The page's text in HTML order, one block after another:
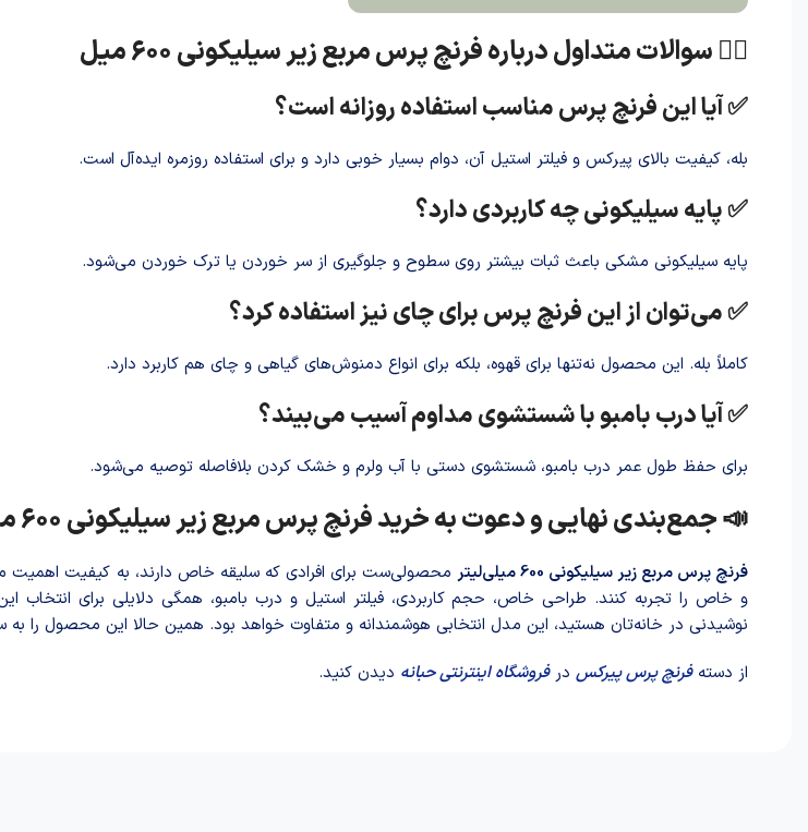
🙋‍♀️ سوالات متداول درباره فرنچ پرس مربع زیر سیلیکونی 600 میل
✅ آیا این فرنچ پرس مناسب استفاده روزانه است؟
بله، کیفیت بالای پیرکس و فیلتر استیل آن، دوام بسیار خوبی دارد و برای استفاده روزمره ایده‌آل است.
✅ پایه سیلیکونی چه کاربردی دارد؟
پایه سیلیکونی مشکی باعث ثبات بیشتر روی سطوح و جلوگیری از سر خوردن یا ترک خوردن می‌شود.
✅ می‌توان از این فرنچ پرس برای چای نیز استفاده کرد؟
کاملاً بله. این محصول نه‌تنها برای قهوه، بلکه برای انواع دمنوش‌های گیاهی و چای هم کاربرد دارد.
✅ آیا درب بامبو با شستشوی مداوم آسیب می‌بیند؟
برای حفظ طول عمر درب بامبو، شستشوی دستی با آب ولرم و خشک کردن بلافاصله توصیه می‌شود.
📣 جمع‌بندی نهایی و دعوت به خرید فرنچ پرس مربع زیر سیلیکونی 600 میل
فرنچ پرس مربع زیر سیلیکونی 600 میلی‌لیتر
محصولی‌ست برای افرادی که سلیقه خاص دارند، به کیفیت اهمیت
و خاص را تجربه کنند. طراحی خاص، حجم کاربردی، فیلتر استیل و درب بامبو، همگی دلایلی برای انتخاب
نوشیدنی در خانه‌تان هستید، این مدل انتخابی هوشمندانه و متفاوت خواهد بود. همین حالا این محصول را به
از دستهفرنچ پرس پیرکس درفروشگاه اینترنتی حبانه دیدن کنید.